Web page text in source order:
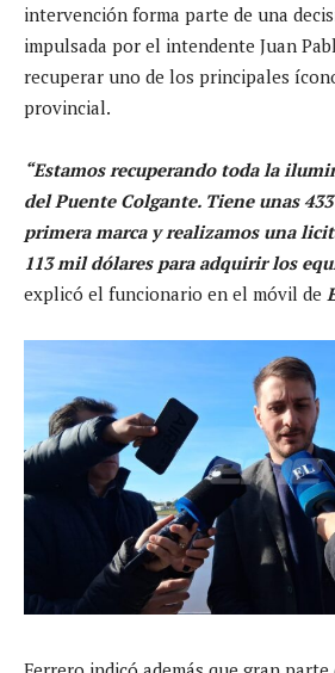
intervención forma parte de una
impulsada por el intendente Juan
recuperar uno de los principales
provincial.
“Estamos recuperando toda la
del Puente Colgante. Tiene unas
primera marca y realizamos una
113 mil dólares para adquirir los
explicó el funcionario en el móvil de